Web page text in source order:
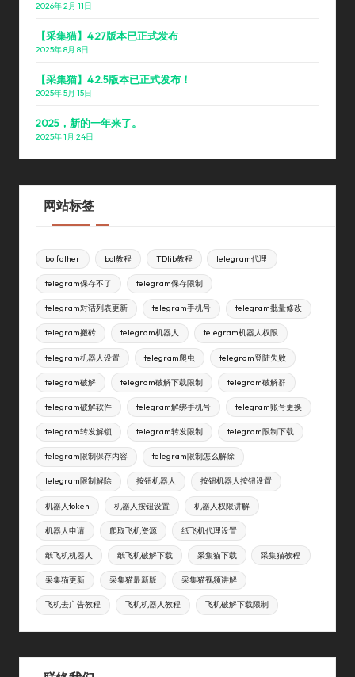
2026年 2月 11日
【采集猫】4.27版本已正式发布
2025年 8月 8日
【采集猫】4.2.5版本已正式发布！
2025年 5月 15日
2025，新的一年来了。
2025年 1月 24日
网站标签
botfather bot教程 TDlib教程 telegram代理
telegram保存不了 telegram保存限制
telegram对话列表更新 telegram手机号 telegram批量修改
telegram搬砖 telegram机器人 telegram机器人权限
telegram机器人设置 telegram爬虫 telegram登陆失败
telegram破解 telegram破解下载限制 telegram破解群
telegram破解软件 telegram解绑手机号 telegram账号更换
telegram转发解锁 telegram转发限制 telegram限制下载
telegram限制保存内容 telegram限制怎么解除
telegram限制解除 按钮机器人 按钮机器人按钮设置
机器人token 机器人按钮设置 机器人权限讲解
机器人申请 爬取飞机资源 纸飞机代理设置
纸飞机机器人 纸飞机破解下载 采集猫下载 采集猫教程
采集猫更新 采集猫最新版 采集猫视频讲解
飞机去广告教程 飞机机器人教程 飞机破解下载限制